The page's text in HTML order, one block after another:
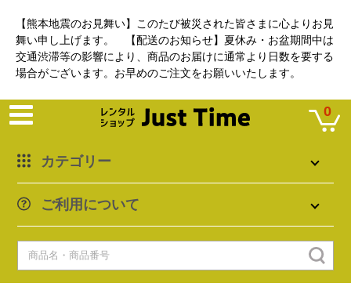
【熊本地震のお見舞い】このたび被災された皆さまに心よりお見
舞い申し上げます。 【配送のお知らせ】夏休み・お盆期間中は
交通渋滞等の影響により、商品のお届けに通常より日数を要する
場合がございます。お早めのご注文をお願いいたします。
カテゴリー
ご利用について
0